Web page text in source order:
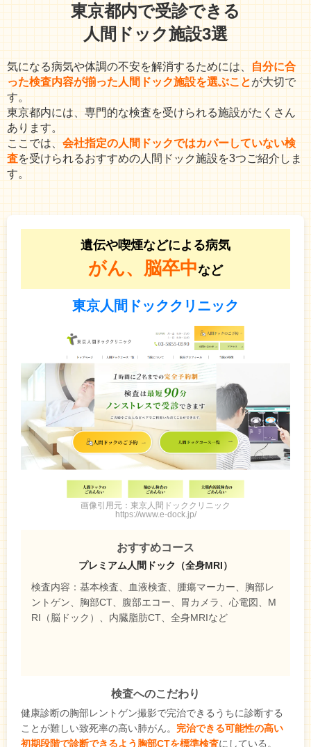
東京都内で受診できる
人間ドック施設3選
気になる病気や体調の不安を解消するためには、自分に合
った検査内容が揃った人間ドック施設を選ぶことが大切で
す。
東京都内には、専門的な検査を受けられる施設がたくさん
あります。
ここでは、会社指定の人間ドックではカバーしていない検
査を受けられるおすすめの人間ドック施設を3つご紹介しま
す。
遺伝や喫煙などによる病気
がん、脳卒中など
東京人間ドッククリニック
画像引用元：東京人間ドッククリニック
https://www.e-dock.jp/
おすすめコース
プレミアム人間ドック（全身MRI）
検査内容：基本検査、血液検査、腫瘍マーカー、胸部レ
ントゲン、胸部CT、腹部エコー、胃カメラ、心電図、M
RI（脳ドック）、内臓脂肪CT、全身MRIなど
検査へのこだわり
健康診断の胸部レントゲン撮影で完治できるうちに診断する
ことが難しい致死率の高い肺がん。 完治できる可能性の高い
初期段階で診断できるよう胸部CTを標準検査にしている。